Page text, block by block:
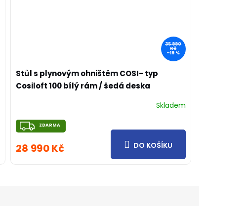
35 990
Kč
–19 %
Stůl s plynovým ohništěm COSI- typ
Cosiloft 100 bílý rám / šedá deska
Skladem
ZDARMA
ZDARMA
28 990 Kč DO KOŠÍKU